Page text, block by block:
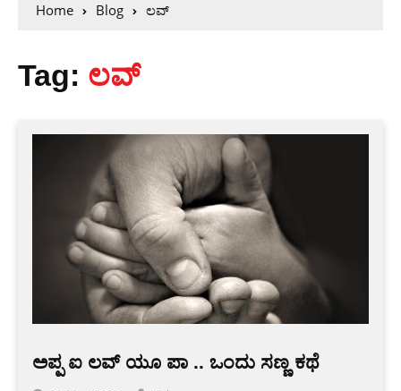
Home Blog ಲವ್
Tag: ಲವ್
ಅಪ್ಪ ಐ ಲವ್ ಯೂ ಪಾ .. ಒಂದು ಸಣ್ಣ ಕಥೆ